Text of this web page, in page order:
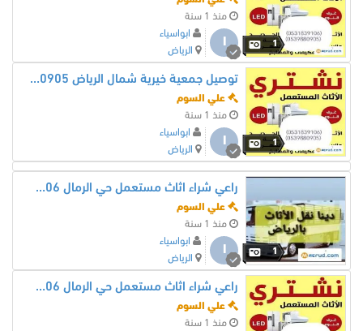
1
منذ 1 سنة
ابواسياء
الرياض
1
توصيل جمعية خيرية شمال الرياض 0539880905
علي السوم
منذ 1 سنة
ابواسياء
الرياض
1
راعي شراء اثاث مستعمل حي الرمال 0531839106
علي السوم
منذ 1 سنة
ابواسياء
الرياض
راعي شراء اثاث مستعمل حي الرمال 0531839106
علي السوم
منذ 1 سنة